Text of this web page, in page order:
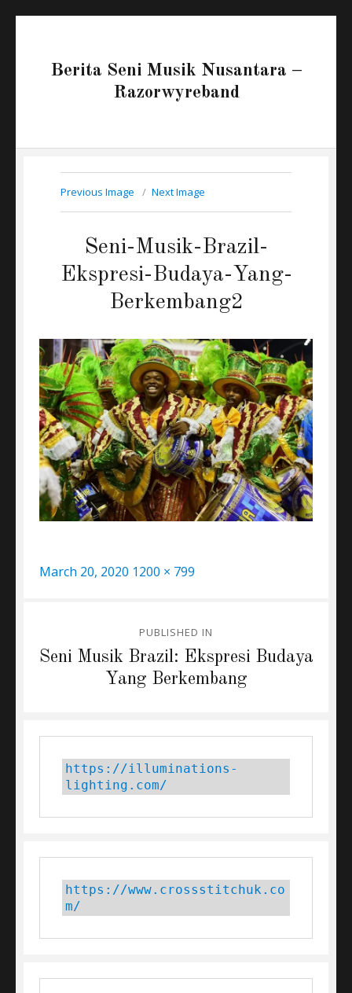
Berita Seni Musik Nusantara –
Razorwyreband
Previous Image Next Image
Seni-Musik-Brazil-
Ekspresi-Budaya-Yang-
Berkembang2
Posted
March 20, 2020 Full
1200 × 799
navigation
PUBLISHED IN
Seni Musik Brazil: Ekspresi Budaya
Yang Berkembang
https://illuminations-
lighting.com/
https://www.crossstitchuk.co
m/